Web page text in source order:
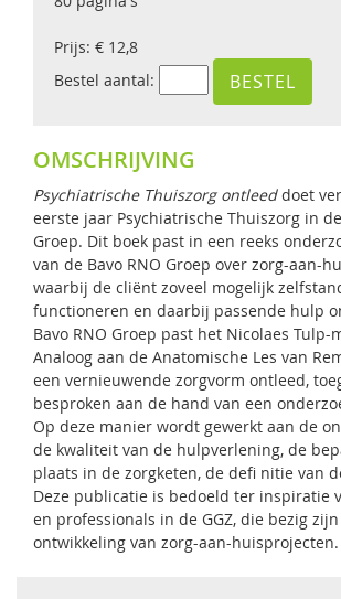
Prijs: € 12,8
Bestel aantal:
OMSCHRIJVING
Psychiatrische Thuiszorg ontleeddoet
eerste jaar Psychiatrische Thuiszorg in
Groep. Dit boek past in een reeks
van de Bavo RNO Groep over zorg-aan-
waarbij de cliënt zoveel mogelijk
functioneren en daarbij passende hulp
Bavo RNO Groep past het Nicolaes Tulp-
Analoog aan de Anatomische Les van
een vernieuwende zorgvorm ontleed,
besproken aan de hand van een
Op deze manier wordt gewerkt aan de
de kwaliteit van de hulpverlening, de
plaats in de zorgketen, de defi nitie van
Deze publicatie is bedoeld ter inspiratie
en professionals in de GGZ, die bezig
ontwikkeling van zorg-aan-huisprojecten.